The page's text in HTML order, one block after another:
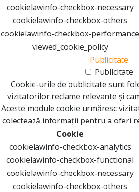
cookielawinfo-checkbox-necessary
cookielawinfo-checkbox-others
cookielawinfo-checkbox-performance
viewed_cookie_policy
Publicitate
Publicitate
Cookie-urile de publicitate sunt
vizitatorilor reclame relevante și
Aceste module cookie urmăresc
colectează informații pentru a oferi
Cookie
cookielawinfo-checkbox-analytics
cookielawinfo-checkbox-functional
cookielawinfo-checkbox-necessary
cookielawinfo-checkbox-others